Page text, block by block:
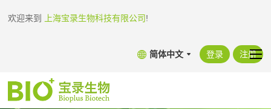
欢迎来到 上海宝录生物科技有限公司!
简体中文 登录 注册